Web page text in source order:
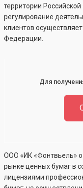
территории
регулирование
клиентов
Федерации.
Для
ООО «ИК «Фонтвьель»
рынке ценных бумаг в
лицензиями